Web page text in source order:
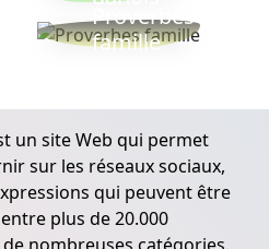
Proverbes
famille
un site Web qui permet
sur les réseaux sociaux,
qui peuvent être
plus de 20.000